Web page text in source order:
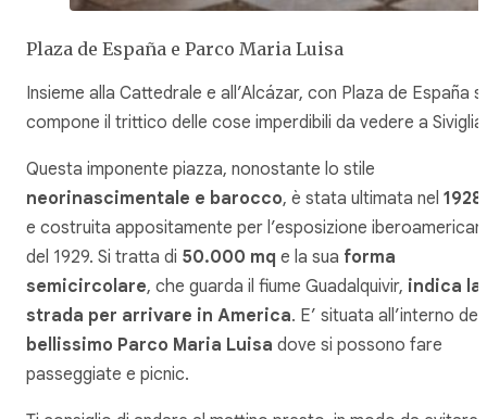
Plaza de España e Parco Maria Luisa
Insieme alla Cattedrale e all’Alcázar, con Plaza de España si
compone il trittico delle cose imperdibili da vedere a Siviglia.
Questa imponente piazza, nonostante lo stile
neorinascimentale e barocco, è stata ultimata nel 1928
e costruita appositamente per l’esposizione
del 1929. Si tratta di 50.000 mq e la sua forma
semicircolare, che guarda il fiume Guadalquivir, indica la
strada per arrivare in America. E’ situata all’interno del
bellissimo Parco Maria Luisa dove si possono fare
passeggiate e picnic.